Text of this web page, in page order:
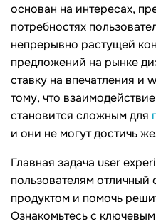
основан на интересах,
потребностях
непрерывно растущей
предложений на рынке
ставку на впечатления и
тому, что
становится сложным для
и они не могут достичь
Главная задача user
пользователям отличный
продуктом и помочь
Ознакомьтесь с